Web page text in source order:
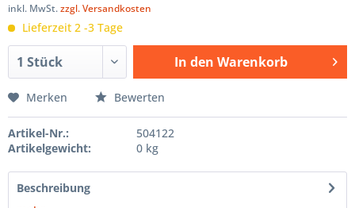
inkl. MwSt.zzgl. Versandkosten
Lieferzeit 2 -3 Tage
In den Warenkorb
Merken Bewerten
Artikel-Nr.:
504122
Artikelgewicht:
0 kg
Beschreibung